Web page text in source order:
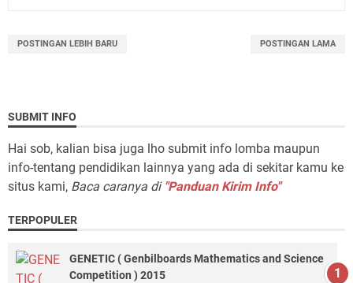
POSTINGAN LEBIH BARU POSTINGAN LAMA
SUBMIT INFO
Hai sob, kalian bisa juga lho submit info lomba maupun
info-tentang pendidikan lainnya yang ada di sekitar kamu ke
situs kami, Baca caranya di "Panduan Kirim Info"
TERPOPULER
GENETIC ( Genbilboards Mathematics and Science
Competition ) 2015